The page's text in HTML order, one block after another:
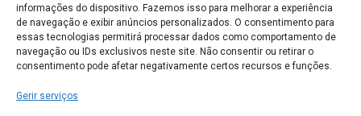
informações do dispositivo. Fazemos isso para melhorar a experiência
de navegação e exibir anúncios personalizados. O consentimento para
essas tecnologias permitirá processar dados como comportamento de
navegação ou IDs exclusivos neste site. Não consentir ou retirar o
consentimento pode afetar negativamente certos recursos e funções.
Gerir serviços